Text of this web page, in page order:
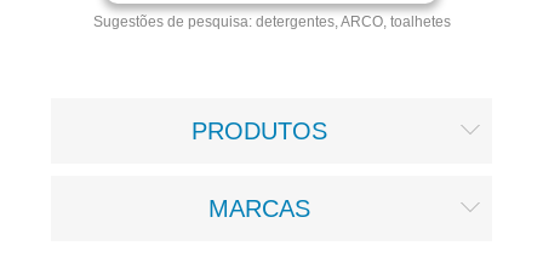
Sugestões de pesquisa:detergentes, ARCO, toalhetes
PRODUTOS
MARCAS